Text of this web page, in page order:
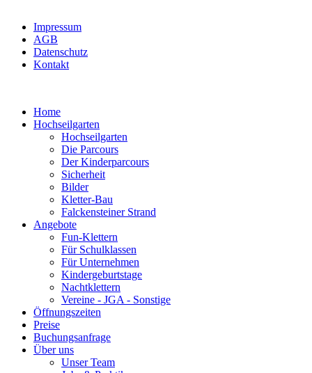
Impressum
AGB
Datenschutz
Kontakt
Home
Hochseilgarten
Hochseilgarten
Die Parcours
Der Kinderparcours
Sicherheit
Bilder
Kletter-Bau
Falckensteiner Strand
Angebote
Fun-Klettern
Für Schulklassen
Für Unternehmen
Kindergeburtstage
Nachtklettern
Vereine - JGA - Sonstige
Öffnungszeiten
Preise
Buchungsanfrage
Über uns
Unser Team